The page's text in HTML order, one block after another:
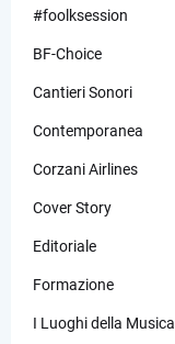
#foolksession
BF-Choice
Cantieri Sonori
Contemporanea
Corzani Airlines
Cover Story
Editoriale
Formazione
I Luoghi della Musica